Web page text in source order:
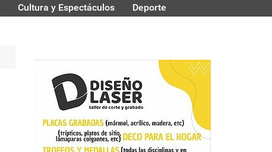
Cultura y Espectáculos Deporte